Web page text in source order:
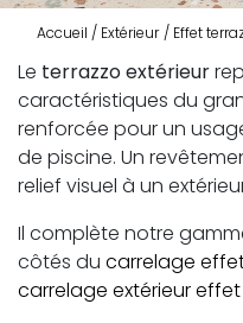
Accueil Extérieur Effet
Le terrazzo extérieur
caractéristiques du
renforcée pour un
de piscine. Un
relief visuel à un
Il complète notre
côtés du carrelage
carrelage extérieur